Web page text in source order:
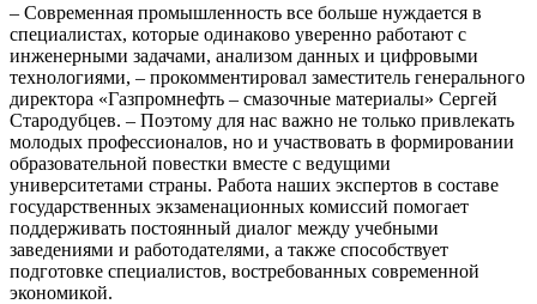
– Современная промышленность все больше нуждается в
специалистах, которые одинаково уверенно работают с
инженерными задачами, анализом данных и цифровыми
технологиями, – прокомментировал заместитель генерального
директора «Газпромнефть – смазочные материалы» Сергей
Стародубцев. – Поэтому для нас важно не только привлекать
молодых профессионалов, но и участвовать в формировании
образовательной повестки вместе с ведущими
университетами страны. Работа наших экспертов в составе
государственных экзаменационных комиссий помогает
поддерживать постоянный диалог между учебными
заведениями и работодателями, а также способствует
подготовке специалистов, востребованных современной
экономикой.